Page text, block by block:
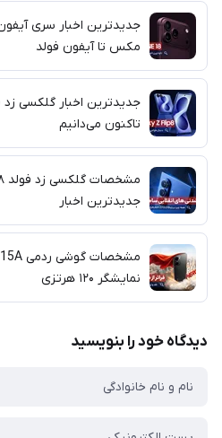
مکس تا آیفون فولد
تاکنون می‌دانیم
جدیدترین اخبار
نمایشگر ۱۲۰ هرتزی
دیدگاه خود را بنویسید